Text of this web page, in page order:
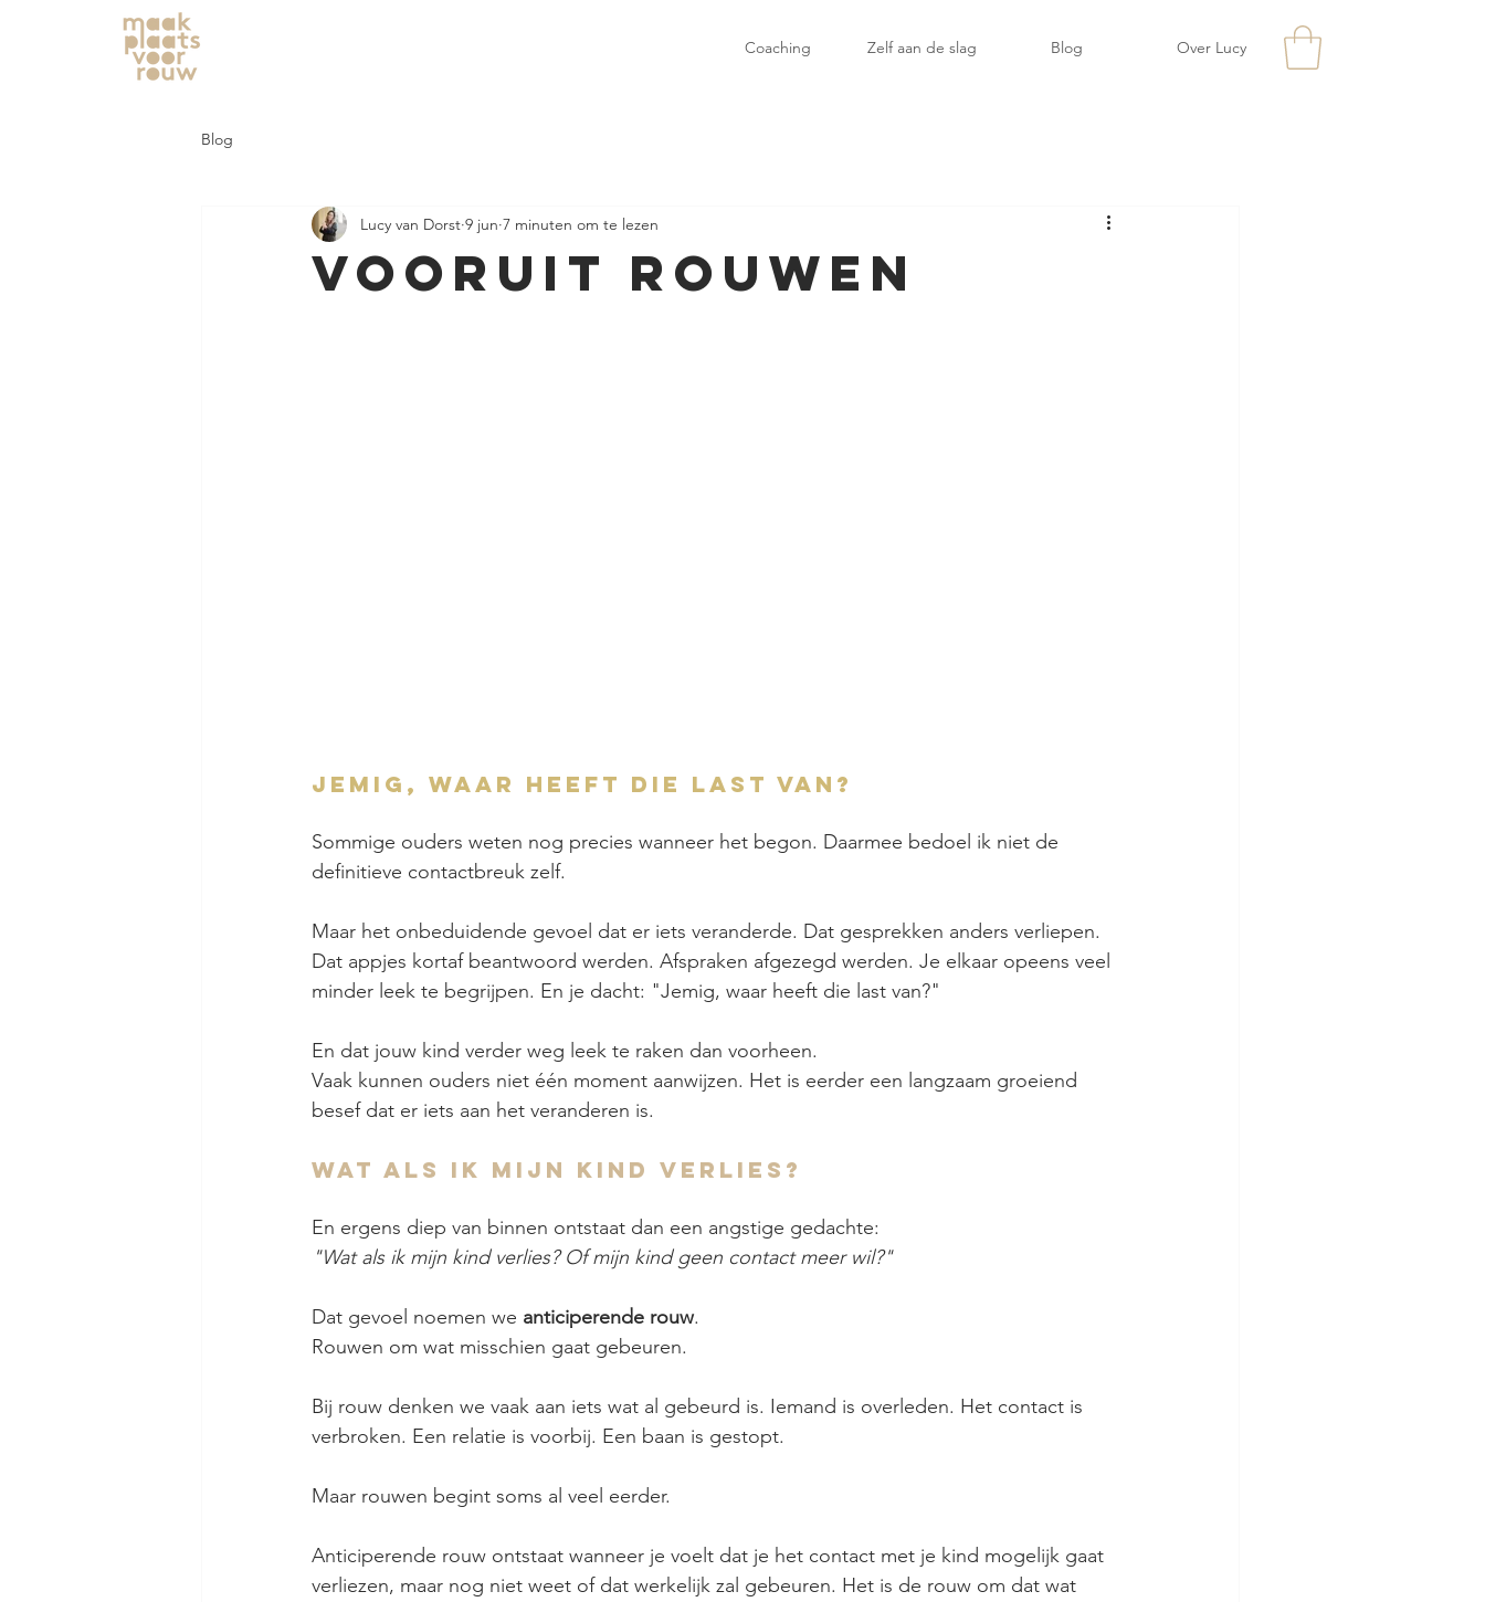
Coaching Zelf aan de slag Blog Over Lucy
Blog
Vooruit rouwen
Lucy van Dorst 9 jun 7 minuten om te lezen
Jemig, waar heeft die last van?
Sommige ouders weten nog precies wanneer het begon. Daarmee bedoel ik niet de
definitieve contactbreuk zelf.
Maar het onbeduidende gevoel dat er iets veranderde. Dat gesprekken anders verliepen.
Dat appjes kortaf beantwoord werden. Afspraken afgezegd werden. Je elkaar opeens veel
minder leek te begrijpen. En je dacht: "Jemig, waar heeft die last van?"
En dat jouw kind verder weg leek te raken dan voorheen.
Vaak kunnen ouders niet één moment aanwijzen. Het is eerder een langzaam groeiend
besef dat er iets aan het veranderen is.
Wat als ik mijn kind verlies?
En ergens diep van binnen ontstaat dan een angstige gedachte:
"Wat als ik mijn kind verlies? Of mijn kind geen contact meer wil?"
Dat gevoel noemen we anticiperende rouw.
Rouwen om wat misschien gaat gebeuren.
Bij rouw denken we vaak aan iets wat al gebeurd is. Iemand is overleden. Het contact is
verbroken. Een relatie is voorbij. Een baan is gestopt.
Maar rouwen begint soms al veel eerder.
Anticiperende rouw ontstaat wanneer je voelt dat je het contact met je kind mogelijk gaat
verliezen, maar nog niet weet of dat werkelijk zal gebeuren. Het is de rouw om dat wat